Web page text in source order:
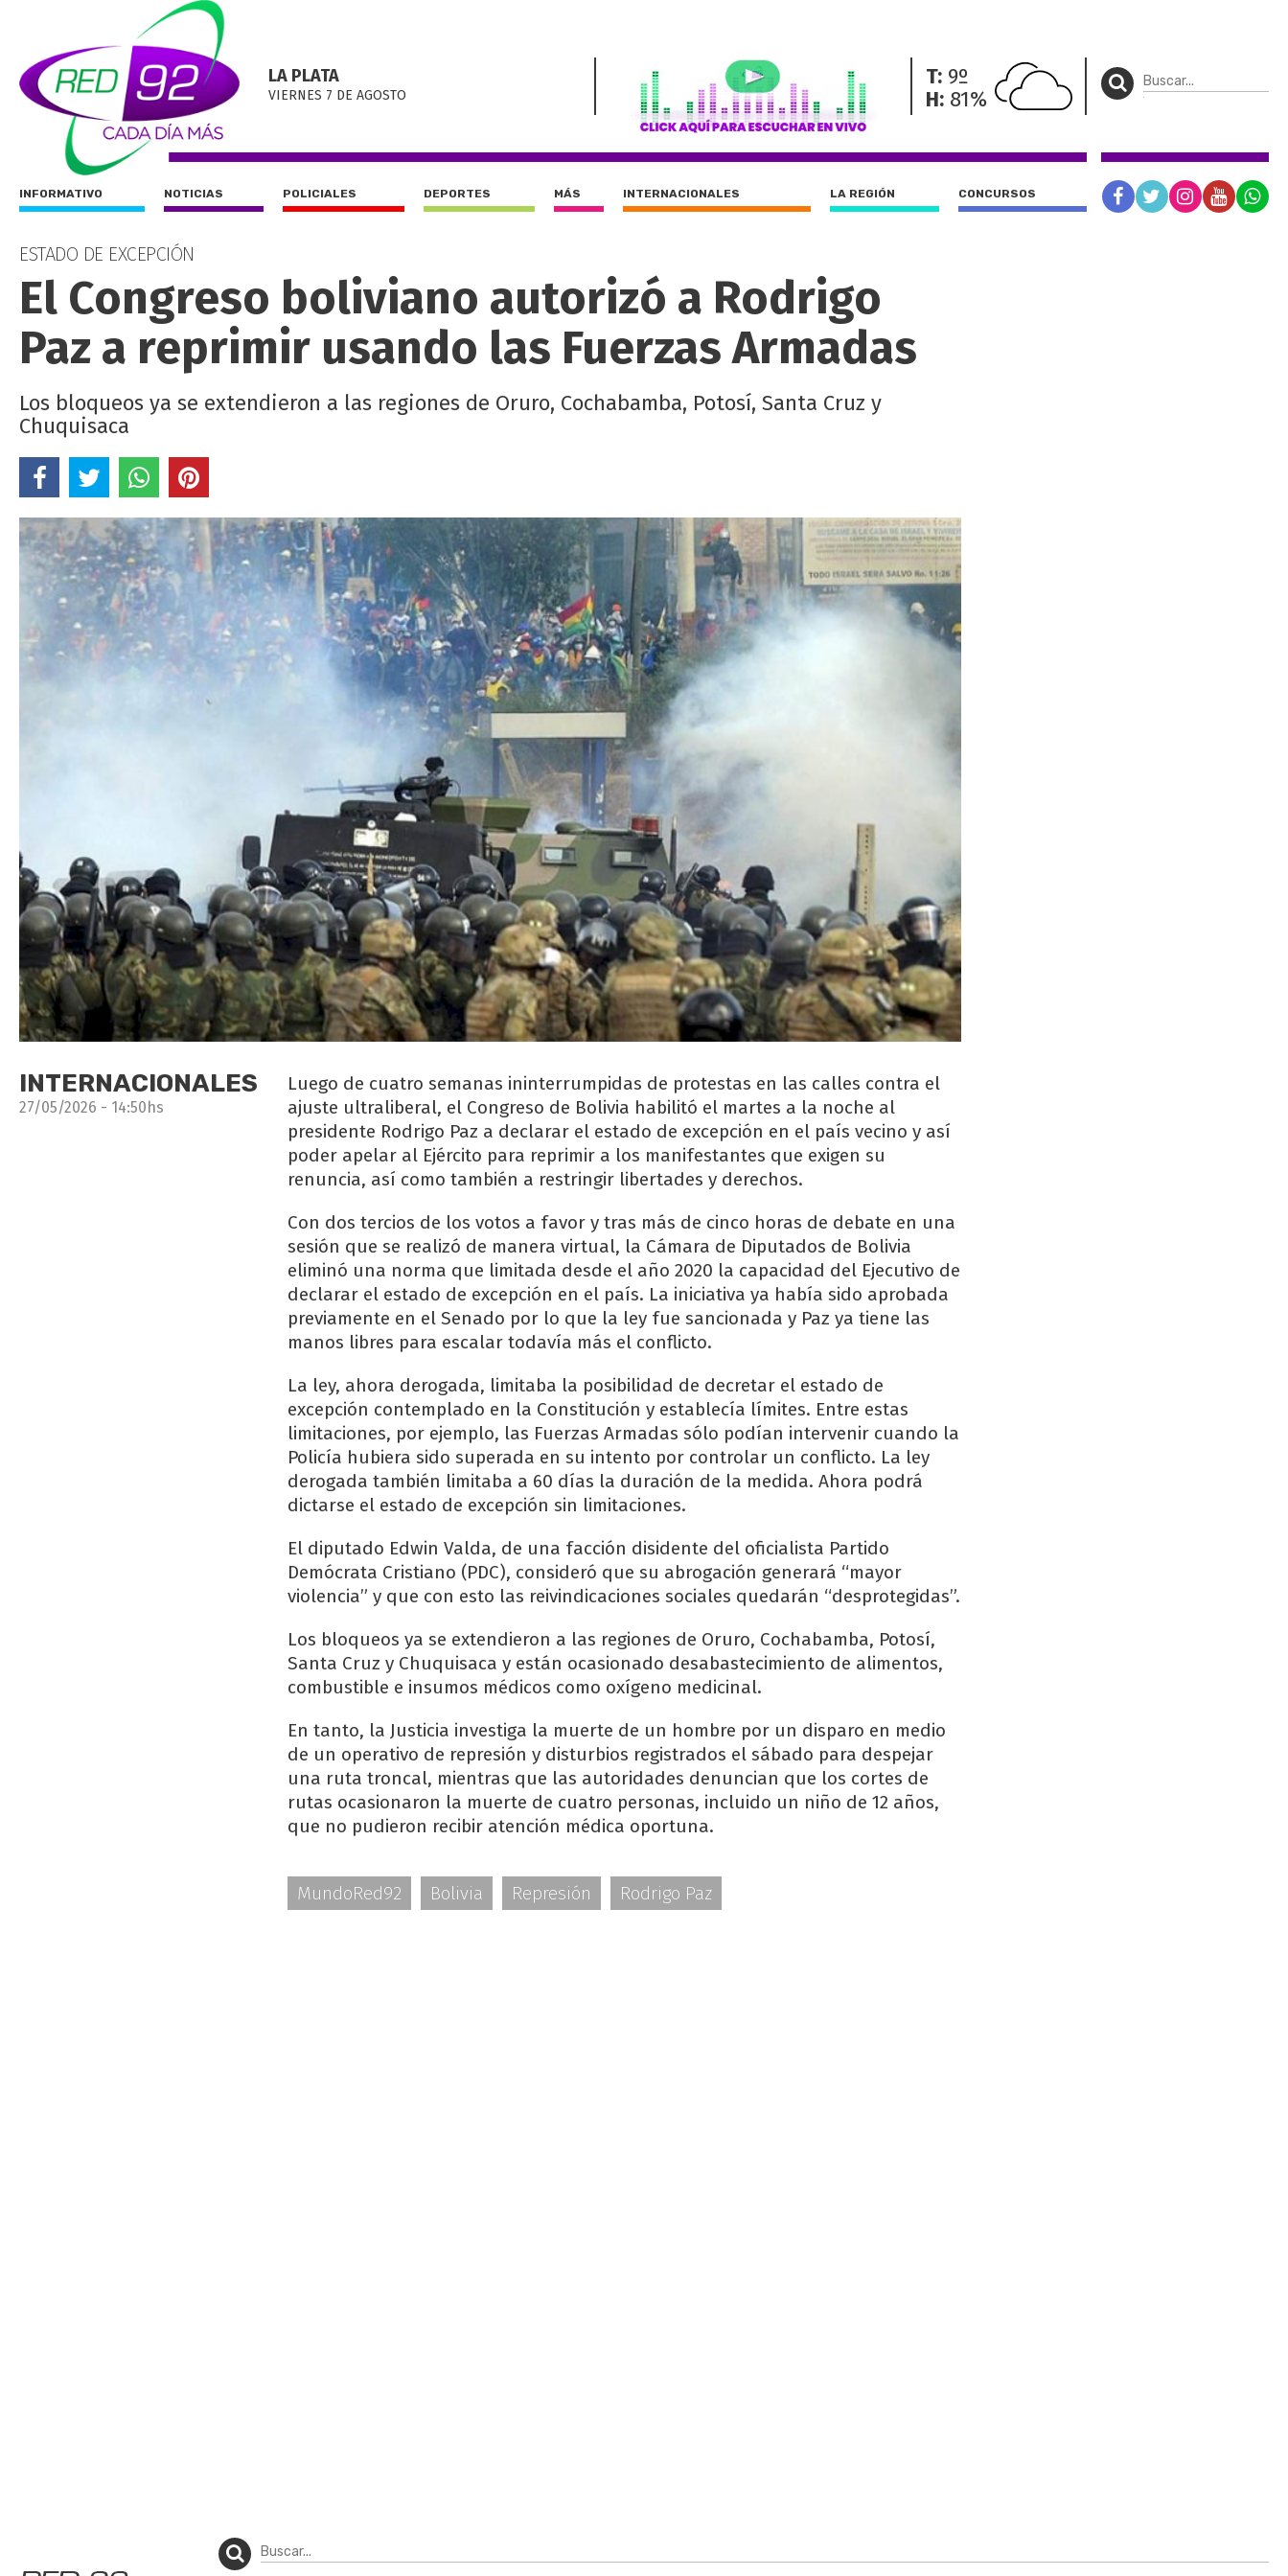
LA PLATA
VIERNES 7 DE AGOSTO
T: 9º
H: 81%
INFORMATIVO NOTICIAS POLICIALES DEPORTES MÁS INTERNACIONALES LA REGIÓN CONCURSOS
ESTADO DE EXCEPCIÓN
El Congreso boliviano autorizó a Rodrigo
Paz a reprimir usando las Fuerzas Armadas
Los bloqueos ya se extendieron a las regiones de Oruro, Cochabamba, Potosí, Santa Cruz y
Chuquisaca
INTERNACIONALES
27/05/2026 - 14:50hs
Luego de cuatro semanas ininterrumpidas de protestas en las calles contra el
ajuste ultraliberal, el Congreso de Bolivia habilitó el martes a la noche al
presidente Rodrigo Paz a declarar el estado de excepción en el país vecino y así
poder apelar al Ejército para reprimir a los manifestantes que exigen su
renuncia, así como también a restringir libertades y derechos.
Con dos tercios de los votos a favor y tras más de cinco horas de debate en una
sesión que se realizó de manera virtual, la Cámara de Diputados de Bolivia
eliminó una norma que limitada desde el año 2020 la capacidad del Ejecutivo de
declarar el estado de excepción en el país. La iniciativa ya había sido aprobada
previamente en el Senado por lo que la ley fue sancionada y Paz ya tiene las
manos libres para escalar todavía más el conflicto.
La ley, ahora derogada, limitaba la posibilidad de decretar el estado de
excepción contemplado en la Constitución y establecía límites. Entre estas
limitaciones, por ejemplo, las Fuerzas Armadas sólo podían intervenir cuando la
Policía hubiera sido superada en su intento por controlar un conflicto. La ley
derogada también limitaba a 60 días la duración de la medida. Ahora podrá
dictarse el estado de excepción sin limitaciones.
El diputado Edwin Valda, de una facción disidente del oficialista Partido
Demócrata Cristiano (PDC), consideró que su abrogación generará “mayor
violencia” y que con esto las reivindicaciones sociales quedarán “desprotegidas”.
Los bloqueos ya se extendieron a las regiones de Oruro, Cochabamba, Potosí,
Santa Cruz y Chuquisaca y están ocasionado desabastecimiento de alimentos,
combustible e insumos médicos como oxígeno medicinal.
En tanto, la Justicia investiga la muerte de un hombre por un disparo en medio
de un operativo de represión y disturbios registrados el sábado para despejar
una ruta troncal, mientras que las autoridades denuncian que los cortes de
rutas ocasionaron la muerte de cuatro personas, incluido un niño de 12 años,
que no pudieron recibir atención médica oportuna.
MundoRed92 Bolivia Represión Rodrigo Paz